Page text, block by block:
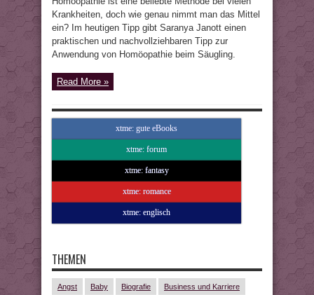
zur
Homöopathie
beim
Säugling
Krankheiten, doch wie genau nimmt man das Mittel
ein? Im heutigen Tipp gibt Saranya Janott einen
praktischen und nachvollziehbaren Tipp zur
Anwendung von Homöopathie beim Säugling.
Read More »
xtme: gute eBooks
xtme: forum
xtme: fantasy
xtme: romance
xtme: englisch
THEMEN
Angst Baby Biografie Business und Karriere